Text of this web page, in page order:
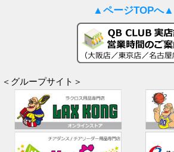
▲ページTOPへ▲
＜グループサイト＞